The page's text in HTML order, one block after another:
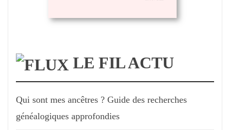
LE FIL ACTU
Qui sont mes ancêtres ? Guide des recherches
généalogiques approfondies